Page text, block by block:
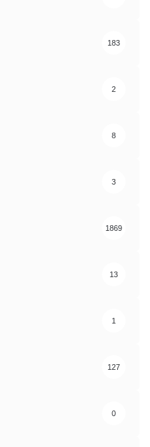
183
2
8
3
1869
13
1
127
0